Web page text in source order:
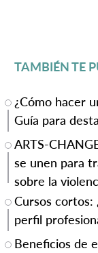
TAMBIÉN TE
¿Cómo hacer
Guía para
ARTS-
se unen para
sobre la
Cursos cortos:
perfil
Beneficios de